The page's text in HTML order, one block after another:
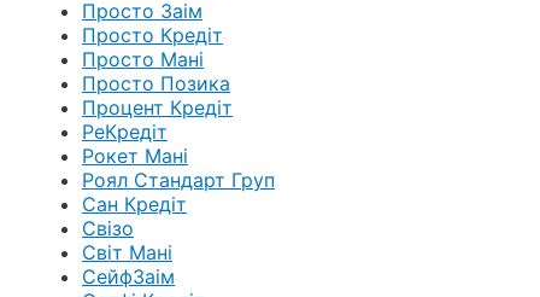
Просто Заім
Просто Кредіт
Просто Мані
Просто Позика
Процент Кредіт
РеКредіт
Рокет Мані
Роял Стандарт Груп
Сан Кредіт
Свізо
Світ Мані
СейфЗаім